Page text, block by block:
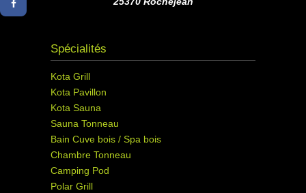
Spécialités
Kota Grill
Kota Pavillon
Kota Sauna
Sauna Tonneau
Bain Cuve bois / Spa bois
Chambre Tonneau
Camping Pod
Polar Grill